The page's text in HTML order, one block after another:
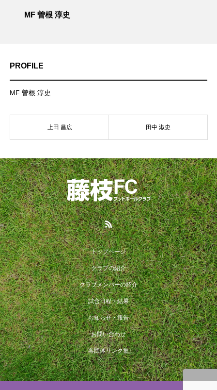
MF 曽根 淳史
PROFILE
MF 曽根 淳史
上田 昌広 田中 淑史
トップページ
クラブの紹介
クラブメンバーの紹介
試合日程・結果
お知らせ・報告
お問い合わせ
各団体リンク集